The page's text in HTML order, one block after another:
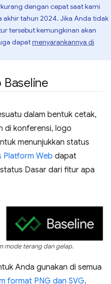
dengan cepat saat kami
akhir tahun 2024. Jika Anda tidak
tersebut kemungkinan akan
dapatmenyarankannya di
dalam bentuk cetak,
di konferensi, logo
menunjukkan status
Platform Web dapat
Dasar dari fitur apa
mode terang dan gelap.
Anda gunakan di semua
format PNG dan SVG.